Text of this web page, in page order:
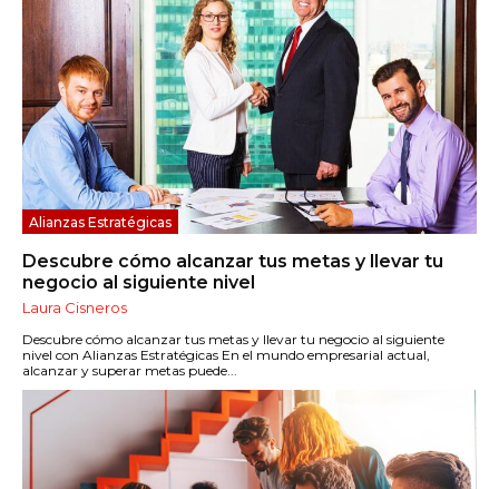
Alianzas Estratégicas
Descubre cómo alcanzar tus metas y llevar tu
negocio al siguiente nivel
Laura Cisneros
Descubre cómo alcanzar tus metas y llevar tu negocio al siguiente
nivel con Alianzas Estratégicas En el mundo empresarial actual,
alcanzar y superar metas puede...